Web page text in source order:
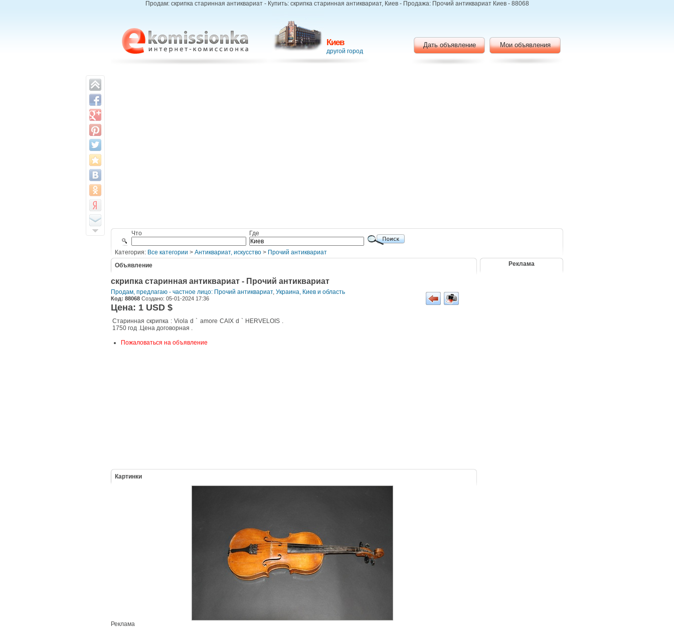
Продам: скрипка старинная антиквариат - Купить: скрипка старинная антиквариат, Киев - Продажа: Прочий антиквариат Киев - 88068
Киев
другой город
Дать объявление Мои объявления
Что Где
Категория: Все категории > Антиквариат, искусство > Прочий антиквариат
Объявление
скрипка старинная антиквариат - Прочий антиквариат
Продам, предлагаю - частное лицо: Прочий антиквариат, Украина, Киев и область
Код: 88068 Создано: 05-01-2024 17:36
Цена: 1 USD $
Старинная скрипка : Viola d ` amore CAIX d ` HERVELOIS .
1750 год .Цена договорная .
Пожаловаться на объявление
Картинки
Реклама
Реклама